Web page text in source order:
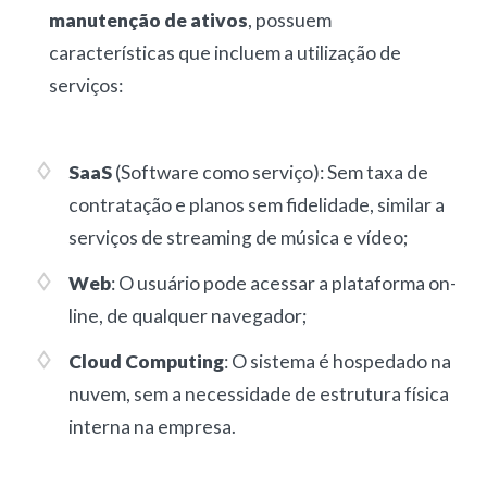
manutenção de ativos, possuem
características que incluem a utilização de
serviços:
SaaS (Software como serviço):Sem taxa de
contratação e planos sem fidelidade, similar a
serviços de streamingde música e vídeo;
Web: O usuário pode acessar a plataforma on-
line, de qualquer navegador;
Cloud Computing: O sistema é hospedado na
nuvem, sem a necessidade de estrutura física
interna na empresa.